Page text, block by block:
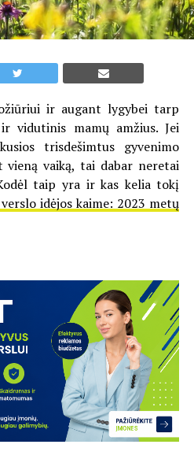
ir augant lygybei tarp
vidutinis mamų amžius. Jei
trisdešimtus gyvenimo
vieną vaiką, tai dabar neretai
taip yra ir kas kelia tokį
verslo idėjos kaime: 2023 metų